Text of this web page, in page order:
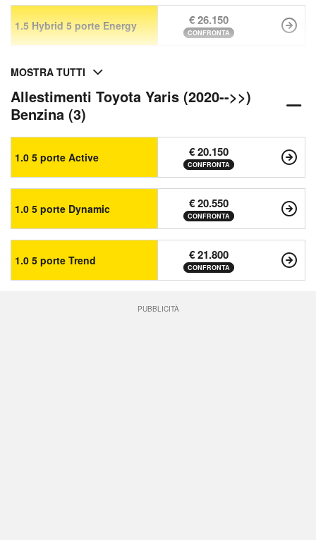
1.5 Hybrid 5 porte Energy € 26.150
CONFRONTA
MOSTRA TUTTI
Allestimenti Toyota Yaris (2020-->>)
Benzina (3)
1.0 5 porte Active € 20.150
CONFRONTA
1.0 5 porte Dynamic € 20.550
CONFRONTA
1.0 5 porte Trend € 21.800
CONFRONTA
PUBBLICITÀ